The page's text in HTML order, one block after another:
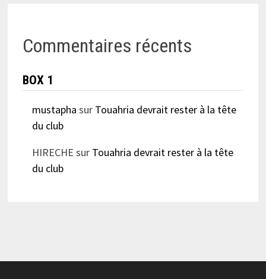
Commentaires récents
BOX 1
mustapha sur Touahria devrait rester à la tête
du club
HIRECHE sur Touahria devrait rester à la tête
du club